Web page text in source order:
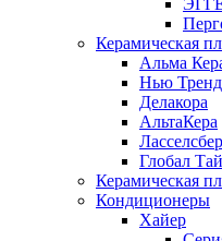
Керамическая
Альма
Нью Тренд
Делакора
АльтаКера
Глобал
Керамическая
Кондиционеры
Хайер